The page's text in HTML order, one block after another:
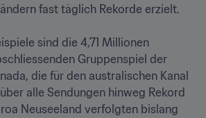
fast täglich Rekorde erzielt.
sind die 4,71 Millionen
die für den australischen Kanal
alle Sendungen hinweg Rekord
Neuseeland verfolgten bislang